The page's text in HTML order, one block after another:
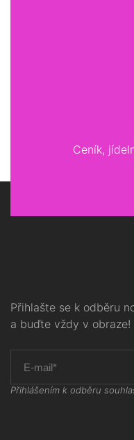
Ceník,
Přihlašte se k odběru
a buďte vždy v obraze!
Přihlášením k odběru